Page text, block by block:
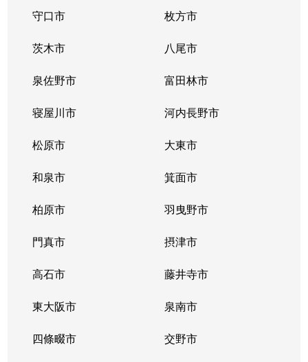
守口市 枚方市
茨木市 八尾市
泉佐野市 富田林市
寝屋川市 河内長野市
松原市 大東市
和泉市 箕面市
柏原市 羽曳野市
門真市 摂津市
高石市 藤井寺市
東大阪市 泉南市
四條畷市 交野市